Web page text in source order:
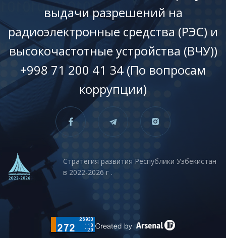
выдачи разрешений на
радиоэлектронные средства (РЭС) и
высокочастотные устройства (ВЧУ))
+998 71 200 41 34 (По вопросам
коррупции)
Стратегия развития Республики Узбекистан
в 2022-2026 г .